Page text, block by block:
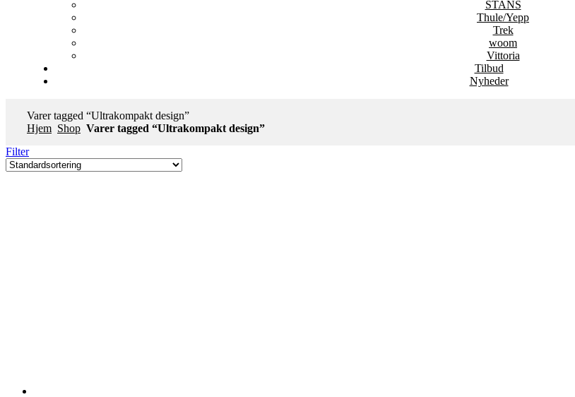
STANS
Thule/Yepp
Trek
woom
Vittoria
Tilbud
Nyheder
Varer tagged “Ultrakompakt design”
Hjem Shop Varer tagged “Ultrakompakt design”
Filter